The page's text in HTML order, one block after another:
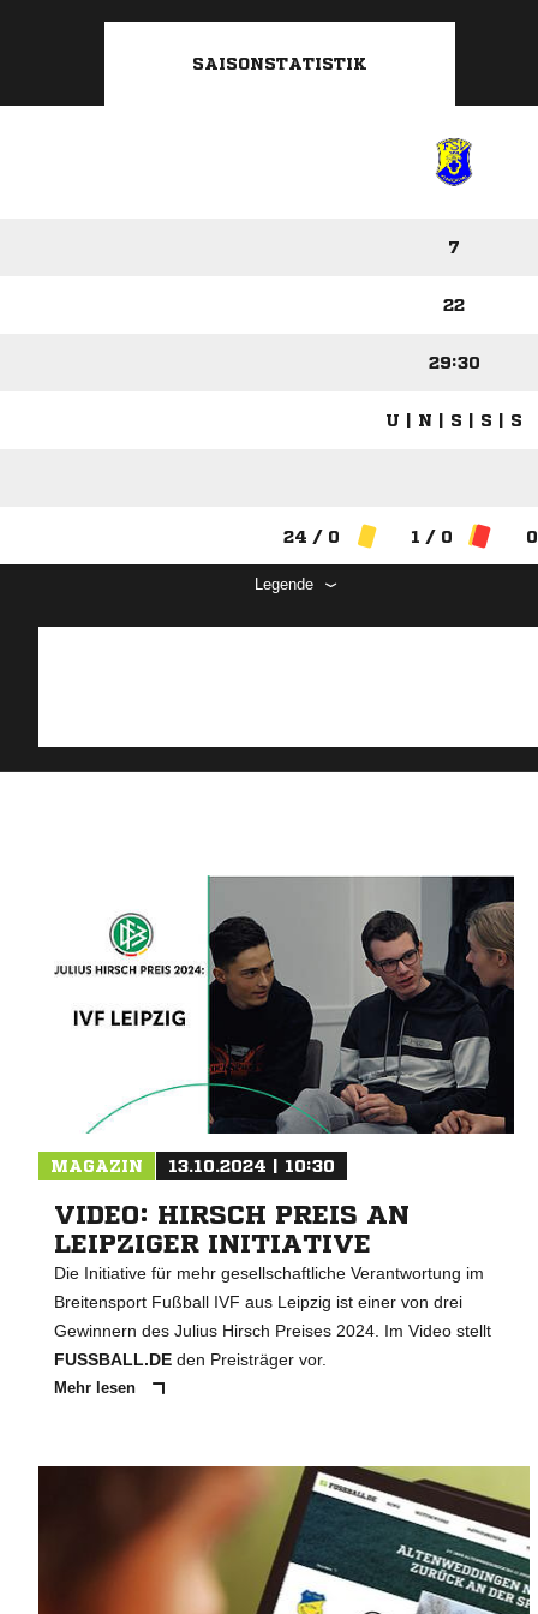
SAISONSTATISTIK
7
22
29:30
U | N | S | S | S
24 / 0 1 / 0
Legende
MAGAZIN 13.10.2024 | 10:30
VIDEO: HIRSCH PREIS AN
LEIPZIGER INITIATIVE
Die Initiative für mehr gesellschaftliche Verantwortung im
Breitensport Fußball IVF aus Leipzig ist einer von drei
Gewinnern des Julius Hirsch Preises 2024. Im Video stellt
FUSSBALL.DE den Preisträger vor.
Mehr lesen